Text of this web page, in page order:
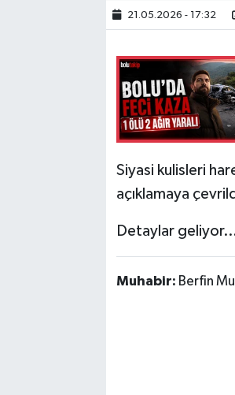
21.05.2026 - 17:32
Siyasi kulisleri
açıklamaya
Detaylar geliyor…
Muhabir: Berfin